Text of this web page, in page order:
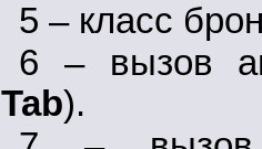
5 – класс
6 – вызов
Tab).